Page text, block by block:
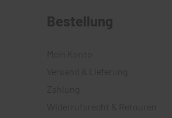
Bestellung
Versand & Lieferung
Zahlung
Widerrufsrecht & Retouren